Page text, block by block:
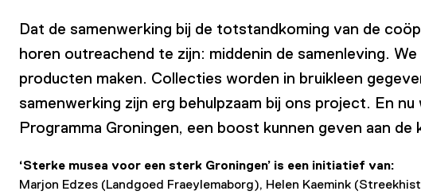
Dat de samenwerking bij de totstandkoming van de
horen outreachend te zijn: middenin de samenleving.
producten maken. Collecties worden in bruikleen
samenwerking zijn erg behulpzaam bij ons project. En
Programma Groningen, een boost kunnen geven aan
‘Sterke musea voor een sterk Groningen’ is een initiatief van:
Marjon Edzes (Landgoed Fraeylemaborg), Helen Kaemink